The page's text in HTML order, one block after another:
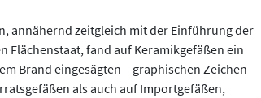
annähernd zeitgleich mit der Einführung der
fand auf Keramikgefäßen ein
Brand eingesägten – graphischen Zeichen
als auch auf Importgefäßen,